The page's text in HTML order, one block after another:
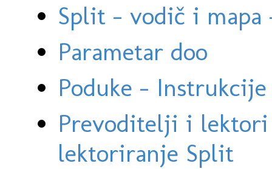
Split - vodič i
Parametar doo
Poduke -
Prevoditelji i
lektoriranje Split